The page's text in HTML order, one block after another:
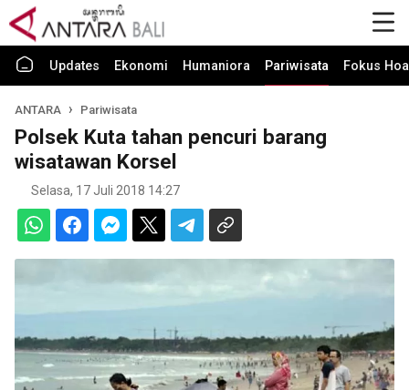
Updates Ekonomi Humaniora Pariwisata Fokus
ANTARA Pariwisata
Polsek Kuta tahan pencuri barang
wisatawan Korsel
Selasa, 17 Juli 2018 14:27